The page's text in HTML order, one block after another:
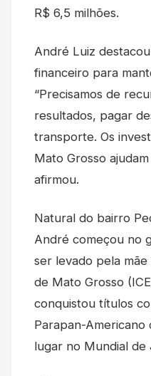
R$ 6,5 milhões.
André Luiz
financeiro para
“Precisamos de
resultados, pagar
transporte. Os
Mato Grosso
afirmou.
Natural do bairro
André começou no
ser levado pela
de Mato Grosso
conquistou títulos
Parapan-
lugar no Mundial de